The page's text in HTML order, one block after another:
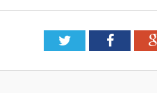
Twitter